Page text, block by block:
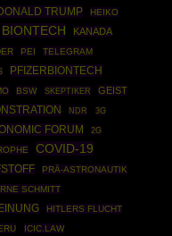
TRUMP
HEIKO
BIONTECH KANADA
PEI TELEGRAM
PFIZERBIONTECH
BSW SKEPTIKER GEIST
NDR 3G
FORUM 2G
COVID-19
PRÄ-ASTRONAUTIK
SCHMITT
HITLERS FLUCHT
ICIC.LAW